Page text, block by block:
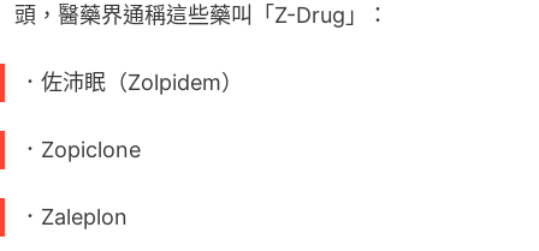
頭，醫藥界通稱這些藥叫「Z-Drug」：
．佐沛眠（Zolpidem）
．Zopiclone
．Zaleplon